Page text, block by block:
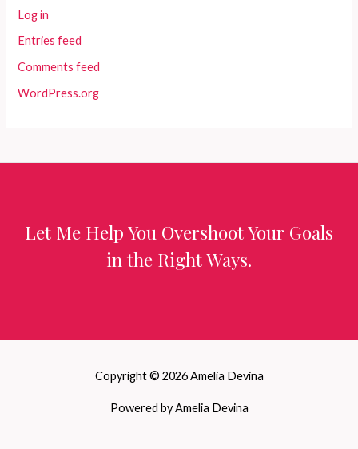
Log in
Entries feed
Comments feed
WordPress.org
Let Me Help You Overshoot Your Goals
in the Right Ways.
Copyright © 2026 Amelia Devina
Powered by Amelia Devina